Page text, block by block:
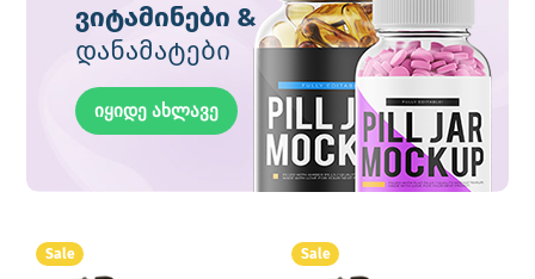
ვიტამინები &
დანამატები
იყიდე ახლავე
Sale Sale